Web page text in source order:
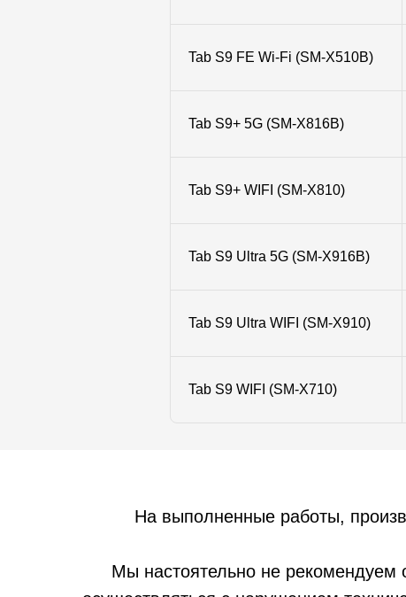
Tab S9 FE Wi-Fi (SM-X510B)
Tab S9+ 5G (SM-X816B)
Tab S9+ WIFI (SM-X810)
Tab S9 Ultra 5G (SM-X916B)
Tab S9 Ultra WIFI (SM-X910)
Tab S9 WIFI (SM-X710)
На выполненные работы,
Мы настоятельно не рекомендуем